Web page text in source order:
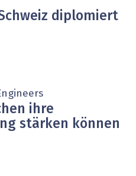
diplomiert
ihre
stärken können